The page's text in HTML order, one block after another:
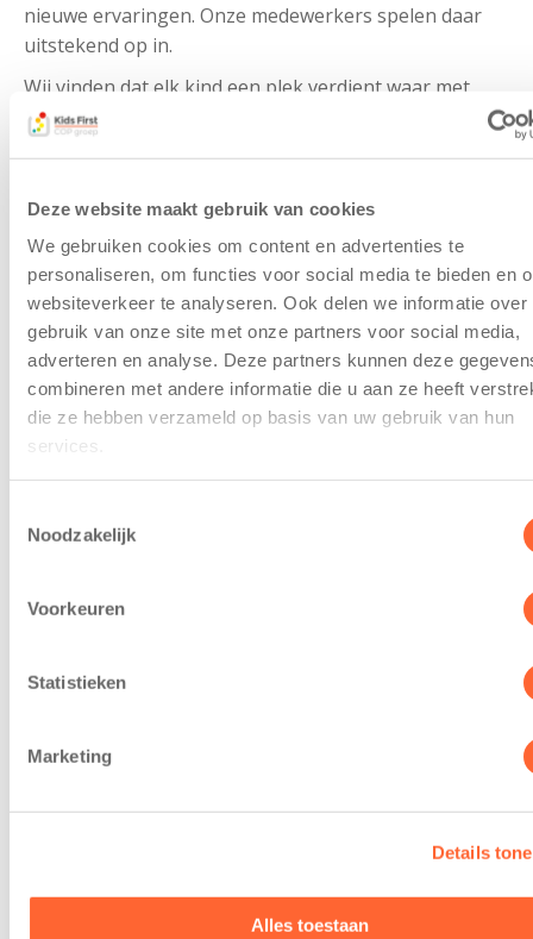
Deze website maakt gebruik van cookies
We gebruiken cookies om content en advertenties te
personaliseren, om functies voor social media te bieden en
websiteverkeer te analyseren. Ook delen we informatie over
gebruik van onze site met onze partners voor social media,
adverteren en analyse. Deze partners kunnen deze
combineren met andere informatie die u aan ze heeft
die ze hebben verzameld op basis van uw gebruik van hun
services.
Noodzakelijk
Voorkeuren
Statistieken
Marketing
Details
Alles toestaan
nieuwe ervaringen. Onze medewerkers spelen daar
uitstekend op in.
Wij vinden dat elk kind een plek verdient waar met
aandacht voor hem gezorgd wordt, waar hij kan
geven uw kind iets mee waar het in zijn leven op voort
kan bouwen. In de praktijk houdt dit in dat we samen
met de kinderen een huiselijke en veilige sfeer
creëren door bijvoorbeeld gezellig samen aan tafel te
eten en elkaar met respect te behandelen.
Goedemiddag!
ophalen van school óf dat we ze direct opvangen